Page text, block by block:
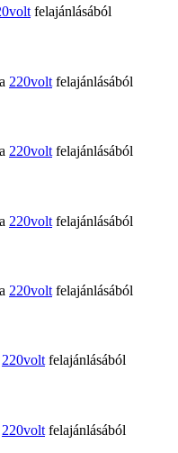
felajánlásából
220volt felajánlásából
220volt felajánlásából
220volt felajánlásából
220volt felajánlásából
220voltfelajánlásából
220volt felajánlásából